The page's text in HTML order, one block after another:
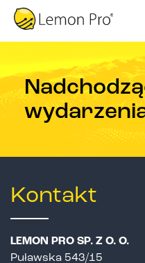
Kontakt
LEMON PRO SP. Z O. O.
Puławska 543/15